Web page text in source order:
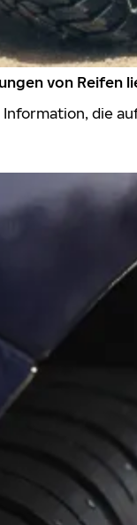
von Reifen
die